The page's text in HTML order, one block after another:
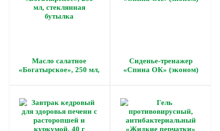
Масло салатное
«Богатырское», 250 мл,
Cиденье-тренажер
«Спина ОК» (эконом)